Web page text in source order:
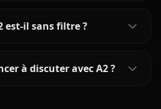
est-il sans filtre ?
à discuter avec A2 ?